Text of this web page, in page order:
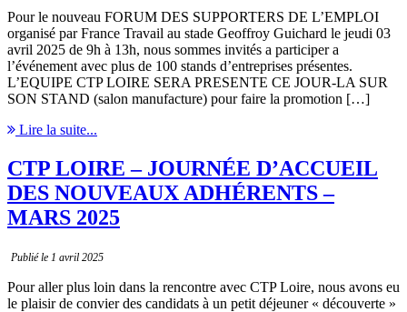
Pour le nouveau FORUM DES SUPPORTERS DE L’EMPLOI
organisé par France Travail au stade Geoffroy Guichard le jeudi 03
avril 2025 de 9h à 13h, nous sommes invités a participer a
l’événement avec plus de 100 stands d’entreprises présentes.
L’EQUIPE CTP LOIRE SERA PRESENTE CE JOUR-LA SUR
SON STAND (salon manufacture) pour faire la promotion […]
Lire la suite...
CTP LOIRE – JOURNÉE D’ACCUEIL
DES NOUVEAUX ADHÉRENTS –
MARS 2025
Publié le 1 avril 2025
Pour aller plus loin dans la rencontre avec CTP Loire, nous avons eu
le plaisir de convier des candidats à un petit déjeuner « découverte »